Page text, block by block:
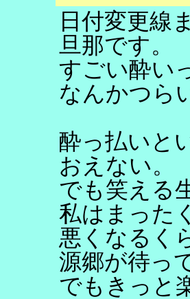
日付変更線
旦那です。
すごい酔い
なんかつら
酔っ払いと
おえない。
でも笑える
私はまった
悪くなるく
源郷が待っ
でもきっと